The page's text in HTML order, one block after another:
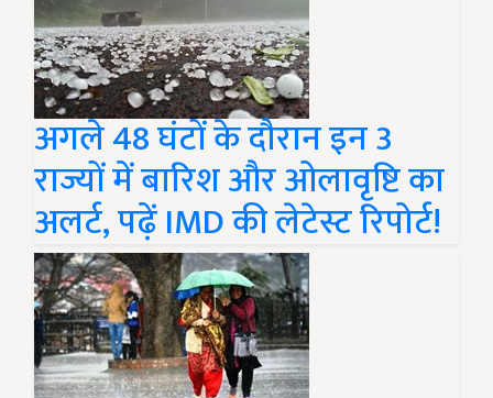
अगले 48 घंटों के दौरान इन 3
राज्यों में बारिश और ओलावृष्टि का
अलर्ट, पढ़ें IMD की लेटेस्ट रिपोर्ट!